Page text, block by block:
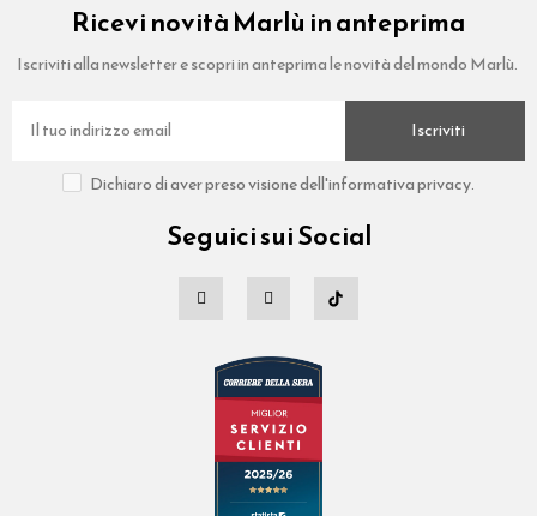
Ricevi novità Marlù in anteprima
Iscriviti alla newsletter e scopri in anteprima le novità del mondo Marlù.
Iscriviti
Dichiaro di aver preso visione dell'informativa privacy.
Seguici sui Social